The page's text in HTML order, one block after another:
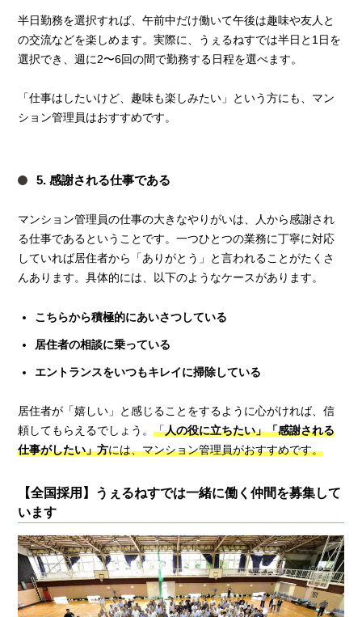
半日勤務を選択すれば、午前中だけ働いて午後は趣味や友人と
の交流などを楽しめます。実際に、うぇるねすでは半日と1日を
選択でき、週に2〜6回の間で勤務する日程を選べます。
「仕事はしたいけど、趣味も楽しみたい」という方にも、マン
ション管理員はおすすめです。
5. 感謝される仕事である
マンション管理員の仕事の大きなやりがいは、人から感謝され
る仕事であるということです。一つひとつの業務に丁寧に対応
していれば居住者から「ありがとう」と言われることがたくさ
んあります。具体的には、以下のようなケースがあります。
こちらから積極的にあいさつしている
居住者の相談に乗っている
エントランスをいつもキレイに掃除している
居住者が「嬉しい」と感じることをするように心がければ、信
頼してもらえるでしょう。「人の役に立ちたい」「感謝される
仕事がしたい」方には、マンション管理員がおすすめです。
【全国採用】うぇるねすでは一緒に働く仲間を募集して
います